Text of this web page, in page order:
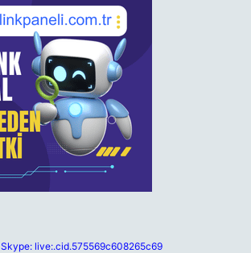
Skype: live:.cid.575569c608265c69